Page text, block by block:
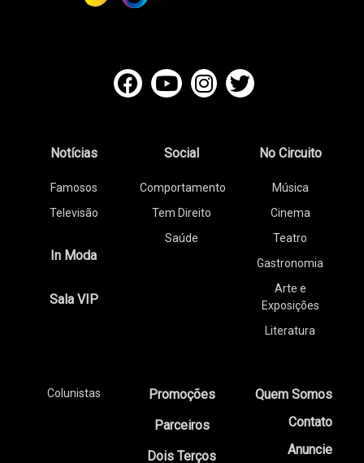
Notícias
Famosos
Televisão
In Moda
Sala VIP
Social
Comportamento
Tem Direito
Saúde
No Circuito
Música
Cinema
Teatro
Gastronomia
Arte e
Exposições
Literatura
Colunistas
Promoções
Parceiros
Dois Terços
Quem Somos
Contato
Anuncie